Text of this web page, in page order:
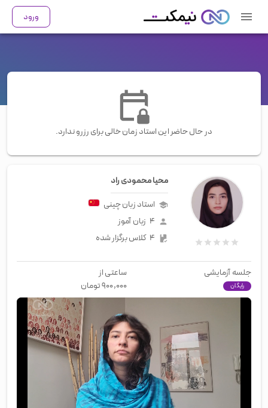
ورود
در حال حاضر این استاد زمان خالی برای رزرو ندارد.
محیا محمودی راد
استاد زبانچینی
۴ زبان آموز
۴ کلاس برگزار شده
جلسه آزمایشی
رایگان
ساعتی از
۹۰۰,۰۰۰تومان
00:00/01:04